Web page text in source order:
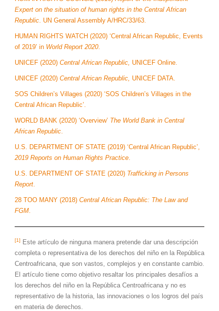
Expert on the situation of human rights in the Central African
Republic. UN General Assembly A/HRC/33/63.
HUMAN RIGHTS WATCH (2020) ‘Central African Republic, Events
of 2019’ in World Report 2020.
UNICEF (2020) Central African Republic, UNICEF Online.
UNICEF (2020) Central African Republic, UNICEF DATA.
SOS Children’s Villages (2020) ‘SOS Children’s Villages in the
Central African Republic’.
WORLD BANK (2020) ‘Overview’ The World Bank in Central
African Republic.
U.S. DEPARTMENT OF STATE (2019) ‘Central African Republic’,
2019 Reports on Human Rights Practice.
U.S. DEPARTMENT OF STATE (2020) Trafficking in Persons
Report.
28 TOO MANY (2018) Central African Republic: The Law and
FGM.
[1]
Este artículo de ninguna manera pretende dar una descripción
completa o representativa de los derechos del niño en la República
Centroafricana, que son vastos, complejos y en constante cambio.
El artículo tiene como objetivo resaltar los principales desafíos a
los derechos del niño en la República Centroafricana y no es
representativo de la historia, las innovaciones o los logros del país
en materia de derechos.